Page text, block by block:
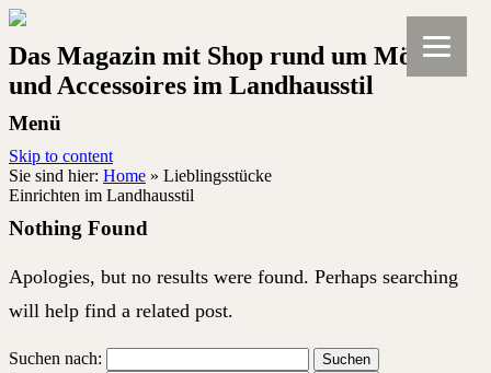
Das Magazin mit Shop rund um Möbel
und Accessoires im Landhausstil
Menü
Skip to content
Sie sind hier: Home » Lieblingsstücke
Einrichten im Landhausstil
Nothing Found
Apologies, but no results were found. Perhaps searching
will help find a related post.
Suchen nach: